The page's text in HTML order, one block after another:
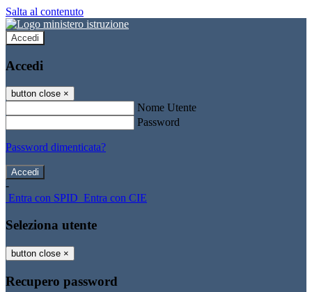
Salta al contenuto
Accedi
Accedi
button close ×
Nome Utente
Password
Password dimenticata?
-
Entra con SPID Entra con CIE
Seleziona utente
button close ×
Recupero password